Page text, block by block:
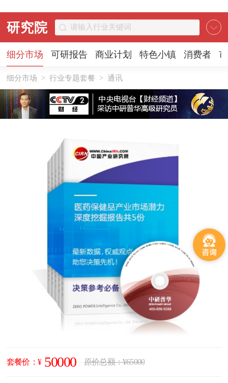
研究院
细分市场 可研报告 商业计划 特色小镇 消费者
细分市场 > 行业专题套餐 > 通讯
套餐价：¥ 50000 原价总额：¥65000